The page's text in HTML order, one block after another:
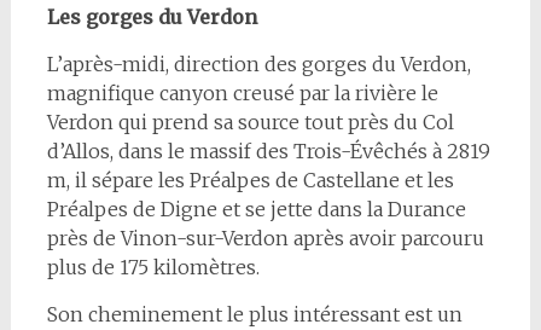
Les gorges du Verdon
L’après-midi, direction des gorges du Verdon,
magnifique canyon creusé par la rivière le
Verdon qui prend sa source tout près du Col
d’Allos, dans le massif des Trois-Évêchés à 2819
m, il sépare les Préalpes de Castellane et les
Préalpes de Digne et se jette dans la Durance
près de Vinon-sur-Verdon après avoir parcouru
plus de 175 kilomètres.
Son cheminement le plus intéressant est un